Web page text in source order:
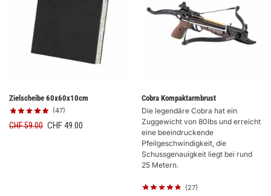
Zielscheibe 60x60x10cm
(47)
CHF59.00 CHF49.00
Cobra Kompaktarmbrust
Die legendäre Cobra hat ein
Zuggewicht von 80lbs und erreicht
eine beeindruckende
Pfeilgeschwindigkeit, die
Schussgenauigkeit liegt bei rund
25 Metern.
(27)